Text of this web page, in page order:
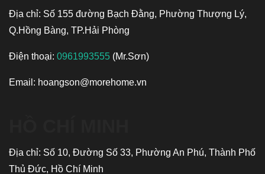
Địa chỉ: Số 155 đường Bạch Đằng, Phường Thượng Lý,
Q.Hồng Bàng, TP.Hải Phòng
Điện thoại: 0961993555 (Mr.Sơn)
Email: hoangson@morehome.vn
Địa chỉ: Số 10, Đường Số 33, Phường An Phú, Thành Phố
Thủ Đức, Hồ Chí Minh